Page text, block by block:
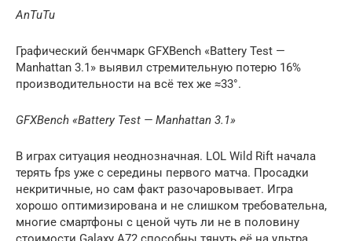
AnTuTu
Графический бенчмарк GFXBench «Battery Test —
Manhattan 3.1» выявил стремительную потерю 16%
производительности на всё тех же ≈33°.
GFXBench «Battery Test — Manhattan 3.1»
В играх ситуация неоднозначная. LOL Wild Rift начала
терять fps уже с середины первого матча. Просадки
некритичные, но сам факт разочаровывает. Игра
хорошо оптимизирована и не слишком требовательна,
многие смартфоны с ценой чуть ли не в половину